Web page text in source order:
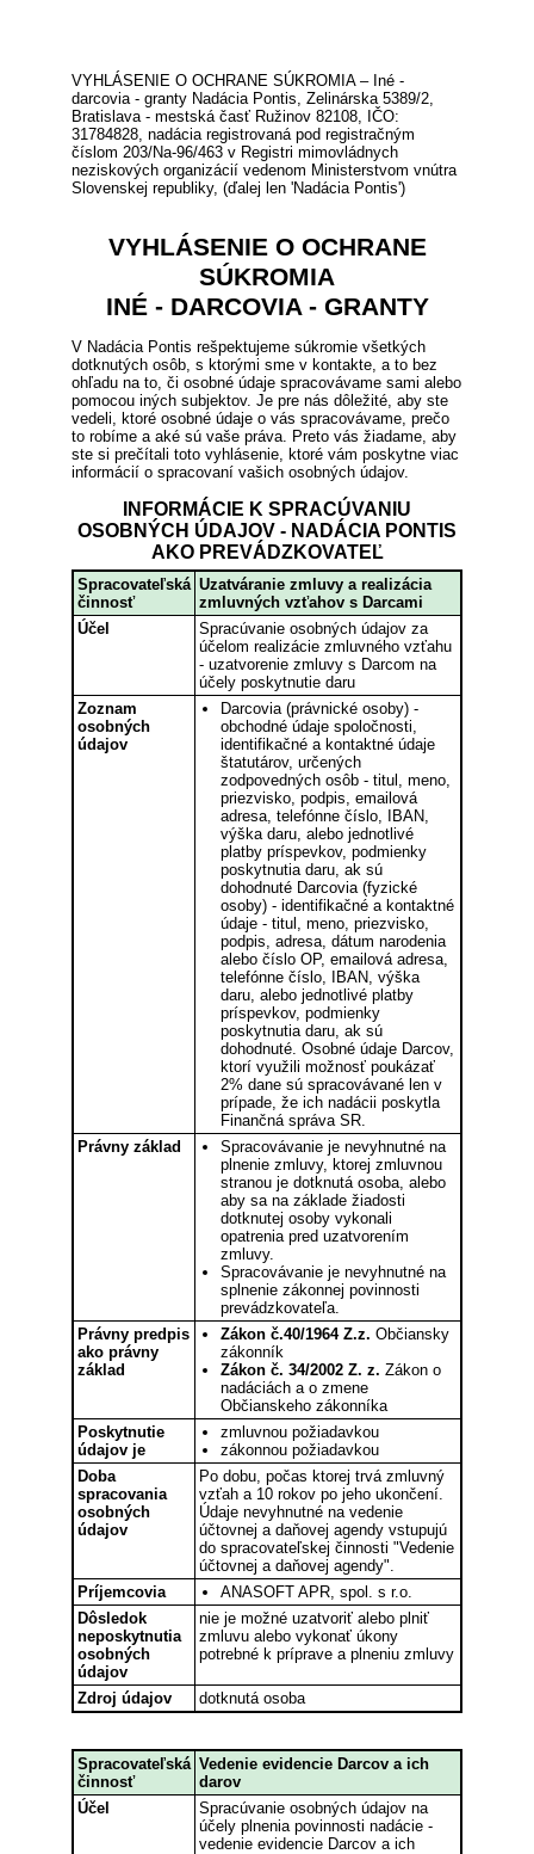
VYHLÁSENIE O OCHRANE SÚKROMIA – Iné -
darcovia - granty Nadácia Pontis, Zelinárska 5389/2,
Bratislava - mestská časť Ružinov 82108, IČO:
31784828, nadácia registrovaná pod registračným
číslom 203/Na-96/463 v Registri mimovládnych
neziskových organizácií vedenom Ministerstvom vnútra
Slovenskej republiky, (ďalej len 'Nadácia Pontis')
VYHLÁSENIE O OCHRANE
SÚKROMIA
INÉ - DARCOVIA - GRANTY
V Nadácia Pontis rešpektujeme súkromie všetkých
dotknutých osôb, s ktorými sme v kontakte, a to bez
ohľadu na to, či osobné údaje spracovávame sami alebo
pomocou iných subjektov. Je pre nás dôležité, aby ste
vedeli, ktoré osobné údaje o vás spracovávame, prečo
to robíme a aké sú vaše práva. Preto vás žiadame, aby
ste si prečítali toto vyhlásenie, ktoré vám poskytne viac
informácií o spracovaní vašich osobných údajov.
INFORMÁCIE K SPRACÚVANIU
OSOBNÝCH ÚDAJOV - NADÁCIA PONTIS
AKO PREVÁDZKOVATEĽ
Spracovateľská
činnosť
Uzatváranie zmluvy a realizácia
zmluvných vzťahov s Darcami
Účel
Spracúvanie osobných údajov za
účelom realizácie zmluvného vzťahu
- uzatvorenie zmluvy s Darcom na
účely poskytnutie daru
Zoznam
osobných
údajov
Darcovia (právnické osoby) -
obchodné údaje spoločnosti,
identifikačné a kontaktné údaje
štatutárov, určených
zodpovedných osôb - titul, meno,
priezvisko, podpis, emailová
adresa, telefónne číslo, IBAN,
výška daru, alebo jednotlivé
platby príspevkov, podmienky
poskytnutia daru, ak sú
dohodnuté Darcovia (fyzické
osoby) - identifikačné a kontaktné
údaje - titul, meno, priezvisko,
podpis, adresa, dátum narodenia
alebo číslo OP, emailová adresa,
telefónne číslo, IBAN, výška
daru, alebo jednotlivé platby
príspevkov, podmienky
poskytnutia daru, ak sú
dohodnuté. Osobné údaje Darcov,
ktorí využili možnosť poukázať
2% dane sú spracovávané len v
prípade, že ich nadácii poskytla
Finančná správa SR.
Právny základ
Spracovávanie je nevyhnutné na
plnenie zmluvy, ktorej zmluvnou
stranou je dotknutá osoba, alebo
aby sa na základe žiadosti
dotknutej osoby vykonali
opatrenia pred uzatvorením
zmluvy.
Spracovávanie je nevyhnutné na
splnenie zákonnej povinnosti
prevádzkovateľa.
Právny predpis
ako právny
základ
Zákon č.40/1964 Z.z. Občiansky
zákonník
Zákon č. 34/2002 Z. z. Zákon o
nadáciách a o zmene
Občianskeho zákonníka
Poskytnutie
údajov je
zmluvnou požiadavkou
zákonnou požiadavkou
Doba
spracovania
osobných
údajov
Po dobu, počas ktorej trvá zmluvný
vzťah a 10 rokov po jeho ukončení.
Údaje nevyhnutné na vedenie
účtovnej a daňovej agendy vstupujú
do spracovateľskej činnosti "Vedenie
účtovnej a daňovej agendy".
Príjemcovia
ANASOFT APR, spol. s r.o.
Dôsledok
neposkytnutia
osobných
údajov
nie je možné uzatvoriť alebo plniť
zmluvu alebo vykonať úkony
potrebné k príprave a plneniu zmluvy
Zdroj údajov dotknutá osoba
Spracovateľská
činnosť
Vedenie evidencie Darcov a ich
darov
Účel
Spracúvanie osobných údajov na
účely plnenia povinnosti nadácie -
vedenie evidencie Darcov a ich